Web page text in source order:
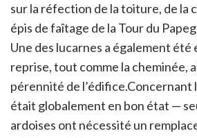
sur la réfection de la toiture, de la
épis de faîtage de la Tour du
Une des lucarnes a également
reprise, tout comme la cheminée,
pérennité de
était globalement en bon état —
ardoises ont nécessité un